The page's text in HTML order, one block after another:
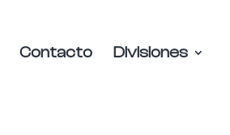
Contacto Divisiones